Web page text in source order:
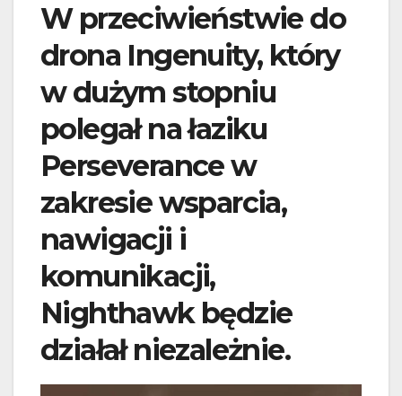
W przeciwieństwie do
drona Ingenuity, który
w dużym stopniu
polegał na łaziku
Perseverance w
zakresie wsparcia,
nawigacji i
komunikacji,
Nighthawk będzie
działał niezależnie.